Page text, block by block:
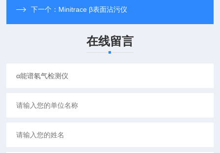
下一个： Minitrace β表面沾污仪
在线留言